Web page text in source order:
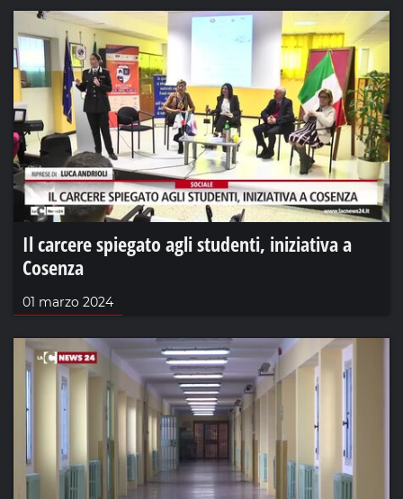
Il carcere spiegato agli studenti, iniziativa a
Cosenza
01 marzo 2024